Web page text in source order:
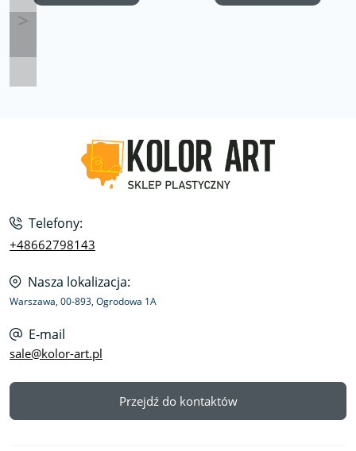
Telefony:
+48662798143
Nasza lokalizacja:
Warszawa, 00-893, Ogrodowa 1A
E-mail
sale@kolor-art.pl
Przejdź do kontaktów